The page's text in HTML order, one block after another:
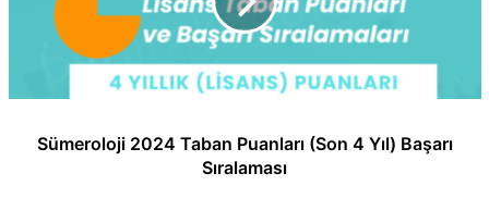
Sümeroloji 2024 Taban Puanları (Son 4 Yıl) Başarı
Sıralaması